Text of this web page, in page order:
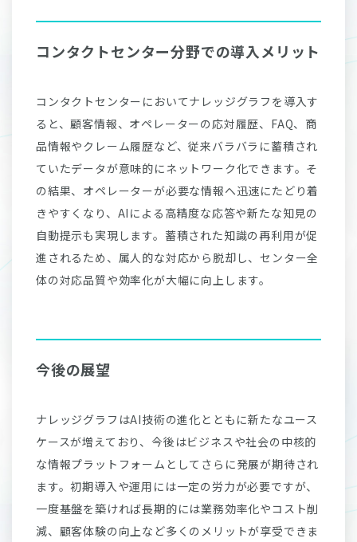
コンタクトセンター分野での導入メリット
コンタクトセンターにおいてナレッジグラフを導入す
ると、顧客情報、オペレーターの応対履歴、FAQ、商
品情報やクレーム履歴など、従来バラバラに蓄積され
ていたデータが意味的にネットワーク化できます。そ
の結果、オペレーターが必要な情報へ迅速にたどり着
きやすくなり、AIによる高精度な応答や新たな知見の
自動提示も実現します。蓄積された知識の再利用が促
進されるため、属人的な対応から脱却し、センター全
体の対応品質や効率化が大幅に向上します。
今後の展望
ナレッジグラフはAI技術の進化とともに新たなユース
ケースが増えており、今後はビジネスや社会の中核的
な情報プラットフォームとしてさらに発展が期待され
ます。初期導入や運用には一定の労力が必要ですが、
一度基盤を築ければ長期的には業務効率化やコスト削
減、顧客体験の向上など多くのメリットが享受できま